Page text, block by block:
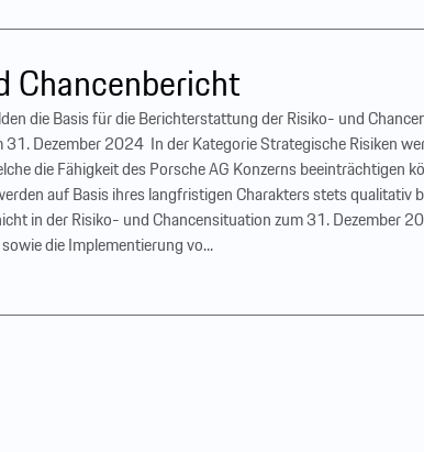
Chancenbericht
die Basis für die Berichterstattung der Risiko- und
Dezember 2024 ‍ In der Kategorie Strategische Risiken
die Fähigkeit des Porsche AG Konzerns beeinträchtigen
auf Basis ihres langfristigen Charakters stets
in der Risiko- und Chancensituation zum 31. Dezember
die Implementierung vo...